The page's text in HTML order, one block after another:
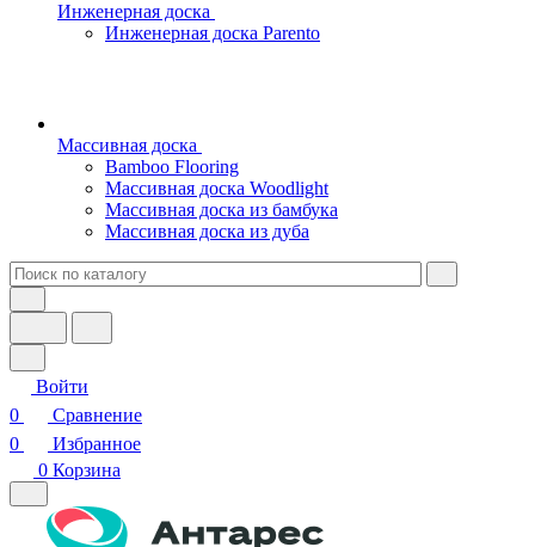
Инженерная доска
Инженерная доска Parento
Массивная доска
Bamboo Flooring
Массивная доска Woodlight
Массивная доска из бамбука
Массивная доска из дуба
Войти
0
Сравнение
0
Избранное
0 Корзина